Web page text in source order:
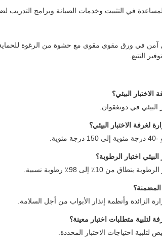
في التثبيت وخدمات الصيانة وبرامج التدريب
آمن في ورق مقوى مقوى مع حشوة من الرغوة
التتبع.
الاختبار البيئي؟
البيئي في دونغقوان.
لغرفة الاختبار البيئي؟
اختبار الرطوبة؟
من 10٪ إلى 98٪ رطوبة نسبية.
الزائدة وأنظمة إنذار الأبواب من أجل السلامة.
متطلبات اختبار معينة؟
احتياجات الاختبار المحددة.